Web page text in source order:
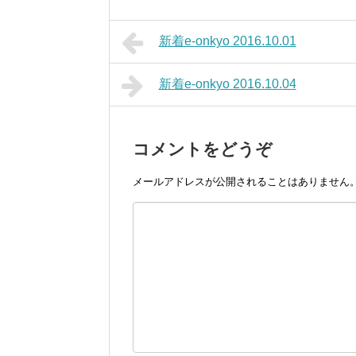
新着e-onkyo 2016.10.01
新着e-onkyo 2016.10.04
コメントをどうぞ
メールアドレスが公開されることはありません